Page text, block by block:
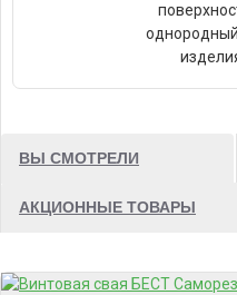
ВЫ СМОТРЕЛИ
АКЦИОННЫЕ ТОВАРЫ